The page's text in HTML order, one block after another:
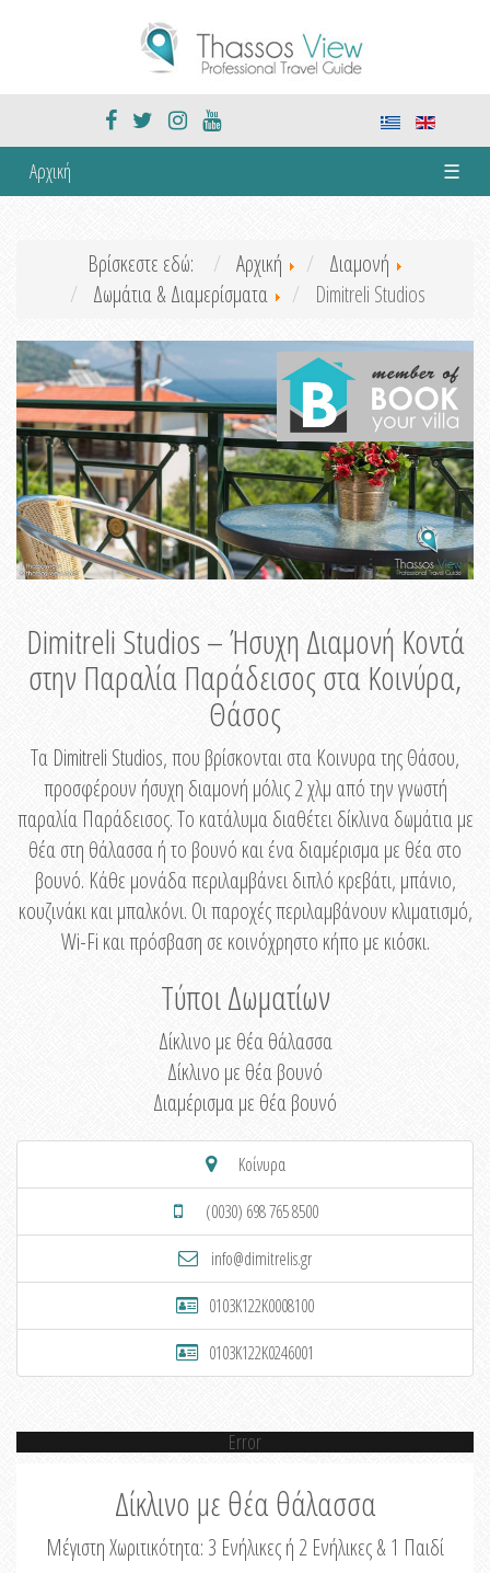
Αρχική ☰
Βρίσκεστε εδώ: Αρχική
Διαμονή
Δωμάτια & Διαμερίσματα
Dimitreli Studios
Dimitreli Studios – Ήσυχη Διαμονή Κοντά
στην Παραλία Παράδεισος στα Κοινύρα,
Θάσος
Τα Dimitreli Studios, που βρίσκονται στα Κοινυρα της Θάσου,
προσφέρουν ήσυχη διαμονή μόλις 2 χλμ από την γνωστή
παραλία Παράδεισος. Το κατάλυμα διαθέτει δίκλινα δωμάτια με
θέα στη θάλασσα ή το βουνό και ένα διαμέρισμα με θέα στο
βουνό. Κάθε μονάδα περιλαμβάνει διπλό κρεβάτι, μπάνιο,
κουζινάκι και μπαλκόνι. Οι παροχές περιλαμβάνουν κλιματισμό,
Wi-Fi και πρόσβαση σε κοινόχρηστο κήπο με κιόσκι.
Τύποι Δωματίων
Δίκλινο με θέα θάλασσα
Δίκλινο με θέα βουνό
Διαμέρισμα με θέα βουνό
Κοίνυρα
(0030) 698 765 8500
info@dimitrelis.gr
0103K122K0008100
0103K122K0246001
Error
Δίκλινο με θέα θάλασσα
Μέγιστη Χωριτικότητα: 3 Ενήλικες ή 2 Ενήλικες & 1 Παιδί